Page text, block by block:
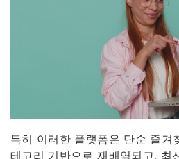
특히 이러한 플랫폼은 단순 즐겨
테고리 기반으로 재배열되고, 최